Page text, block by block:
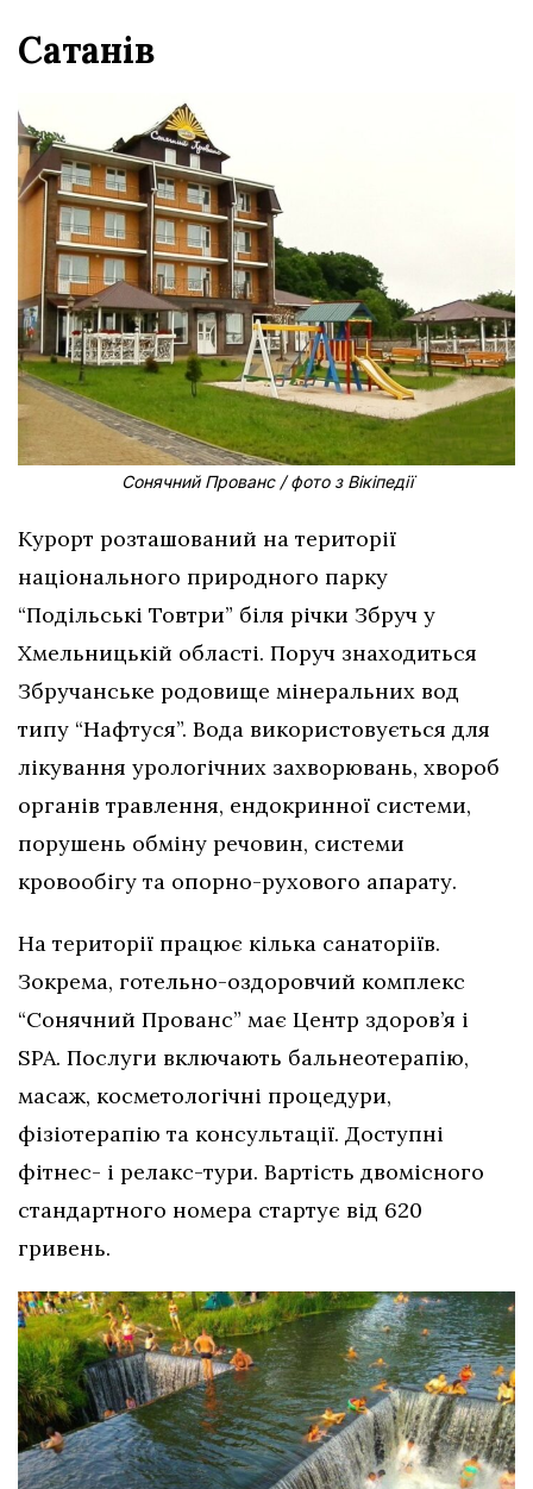
Сатанів
Сонячний Прованс / фото з Вікіпедії
Курорт розташований на території
національного природного парку
“Подільські Товтри” біля річки Збруч у
Хмельницькій області. Поруч знаходиться
Збручанське родовище мінеральних вод
типу “Нафтуся”. Вода використовується для
лікування урологічних захворювань, хвороб
органів травлення, ендокринної системи,
порушень обміну речовин, системи
кровообігу та опорно-рухового апарату.
На території працює кілька санаторіїв.
Зокрема, готельно-оздоровчий комплекс
“Сонячний Прованс” має Центр здоров’я і
SPA. Послуги включають бальнеотерапію,
масаж, косметологічні процедури,
фізіотерапію та консультації. Доступні
фітнес- і релакс-тури. Вартість двомісного
стандартного номера стартує від 620
гривень.